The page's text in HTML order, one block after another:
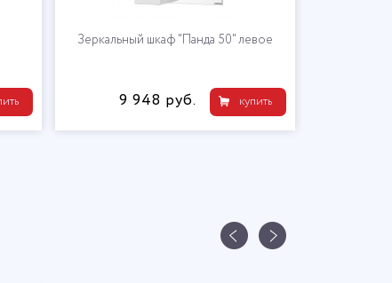
Зеркальный шкаф "Панда 50" левое
купить
9 948 руб.